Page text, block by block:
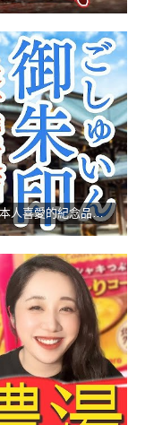
【日本知識】參拜神社與寺廟必備！受到日本人喜愛的紀念品！！